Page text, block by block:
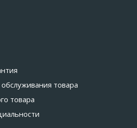
товара
товара